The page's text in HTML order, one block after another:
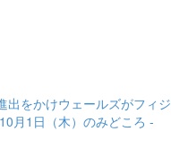
出をかけウェールズがフィジ
月1日（木）のみどころ -